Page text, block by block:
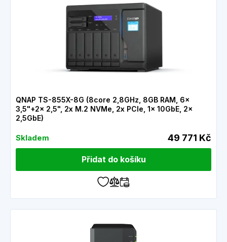
QNAP TS-855X-8G (8core 2,8GHz, 8GB RAM, 6x
3,5"+2x 2,5", 2x M.2 NVMe, 2x PCIe, 1x 10GbE, 2x
2,5GbE)
Skladem 49 771 Kč
Přidat do košíku